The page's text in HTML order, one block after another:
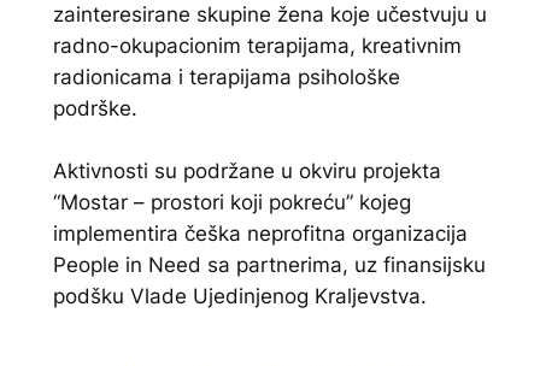
zainteresirane skupine žena koje učestvuju u
radno-okupacionim terapijama, kreativnim
radionicama i terapijama psihološke
podrške.
Aktivnosti su podržane u okviru projekta
“Mostar – prostori koji pokreću” kojeg
implementira češka neprofitna organizacija
People in Need sa partnerima, uz finansijsku
podšku Vlade Ujedinjenog Kraljevstva.